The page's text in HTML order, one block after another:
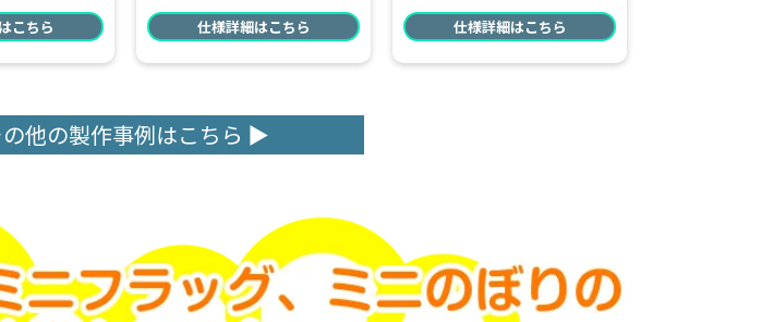
こちら
仕様詳細はこちら 仕様詳細はこちら
他の製作事例はこちら